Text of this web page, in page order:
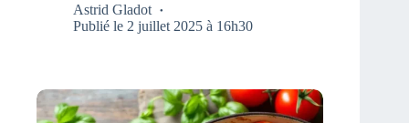
Astrid Gladot
Publié le 2 juillet 2025 à 16h30